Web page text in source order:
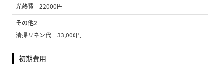
光熱費 22000円
その他2
清掃リネン代 33,000円
初期費用